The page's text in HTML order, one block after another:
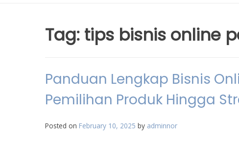
Tag: tips bisnis online
Panduan Lengkap Bisnis
Pemilihan Produk Hingga
Posted on February 10, 2025 by adminnor